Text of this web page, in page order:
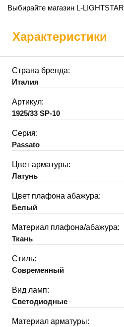
Выбирайте магазин L-LIGHTSTAR
Характеристики
Страна бренда:
Италия
Артикул:
1925/33 SP-10
Серия:
Passato
Цвет арматуры:
Латунь
Цвет плафона абажура:
Белый
Материал плафона/абажура:
Ткань
Стиль:
Современный
Вид ламп:
Светодиодные
Материал арматуры: